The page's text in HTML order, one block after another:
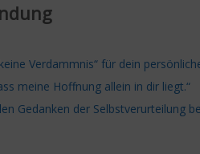
Verdammnis“ für dein
meine Hoffnung allein in dir liegt.“
Gedanken der Selbstverurteilung